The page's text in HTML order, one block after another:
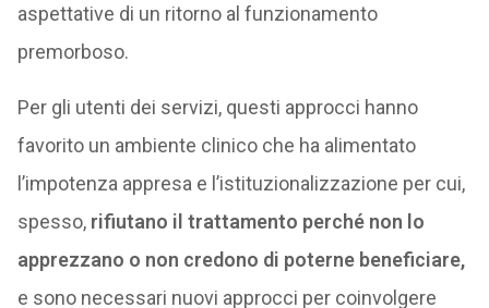
aspettative di un ritorno al funzionamento
premorboso.
Per gli utenti dei servizi, questi approcci hanno
favorito un ambiente clinico che ha alimentato
l’impotenza appresa e l’istituzionalizzazione per cui,
spesso, rifiutano il trattamento perché non lo
apprezzano o non credono di poterne beneficiare,
e sono necessari nuovi approcci per coinvolgere